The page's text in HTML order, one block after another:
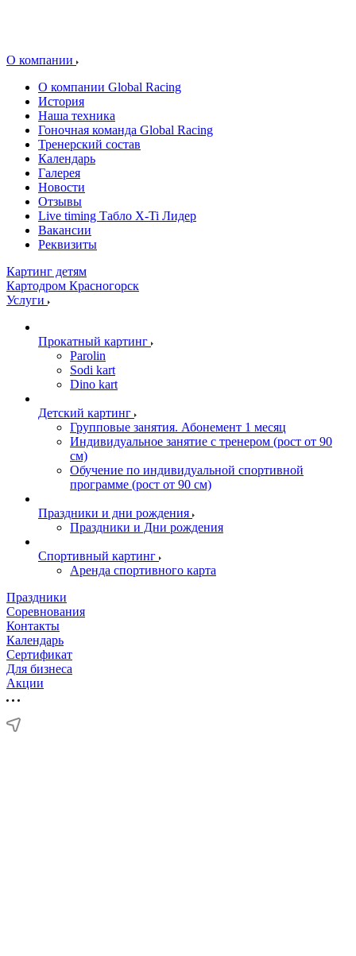
О компании
О компании Global Racing
История
Наша техника
Гоночная команда Global Racing
Тренерский состав
Календарь
Галерея
Новости
Отзывы
Live timing Табло X-Ti Лидер
Вакансии
Реквизиты
Картинг детям
Картодром Красногорск
Услуги
Прокатный картинг
Parolin
Sodi kart
Dino kart
Детский картинг
Групповые занятия. Абонемент 1 месяц
Индивидуальное занятие с тренером (рост от 90
см)
Обучение по индивидуальной спортивной
программе (рост от 90 см)
Праздники и дни рождения
Праздники и Дни рождения
Спортивный картинг
Аренда спортивного карта
Праздники
Соревнования
Контакты
Календарь
Сертификат
Для бизнеса
Акции